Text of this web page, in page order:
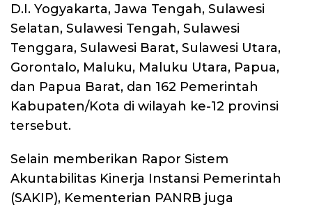
D.I. Yogyakarta, Jawa Tengah, Sulawesi
Selatan, Sulawesi Tengah, Sulawesi
Tenggara, Sulawesi Barat, Sulawesi Utara,
Gorontalo, Maluku, Maluku Utara, Papua,
dan Papua Barat, dan 162 Pemerintah
Kabupaten/Kota di wilayah ke-12 provinsi
tersebut.
Selain memberikan Rapor Sistem
Akuntabilitas Kinerja Instansi Pemerintah
(SAKIP), Kementerian PANRB juga